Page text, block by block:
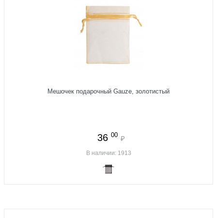
Мешочек подарочный Gauze, золотистый
36 00 ₽
В наличии: 1913